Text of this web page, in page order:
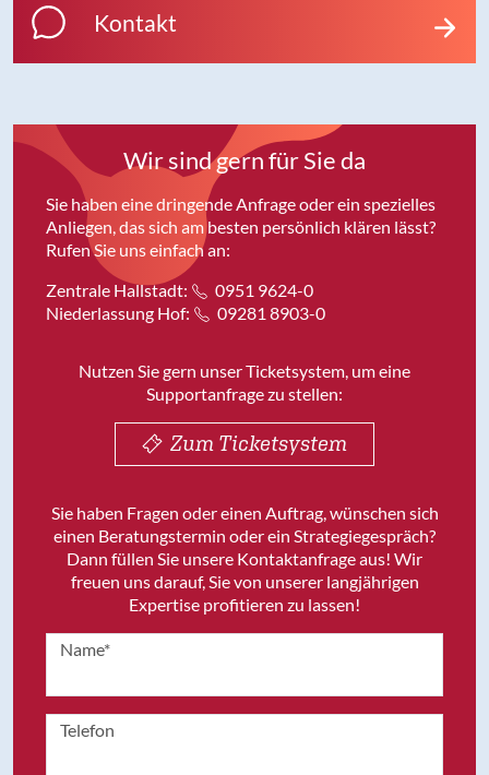
Kontakt
Wir sind gern für Sie da
Sie haben eine dringende Anfrage oder ein spezielles
Anliegen, das sich am besten persönlich klären lässt?
Rufen Sie uns einfach an:
Zentrale Hallstadt:
0951 9624-0
Niederlassung Hof:
09281 8903-0
Nutzen Sie gern unser Ticketsystem, um eine
Supportanfrage zu stellen:
Zum Ticketsystem
Sie haben Fragen oder einen Auftrag, wünschen sich
einen Beratungstermin oder ein Strategiegespräch?
Dann füllen Sie unsere Kontaktanfrage aus! Wir
freuen uns darauf, Sie von unserer langjährigen
Expertise profitieren zu lassen!
Name*
Telefon